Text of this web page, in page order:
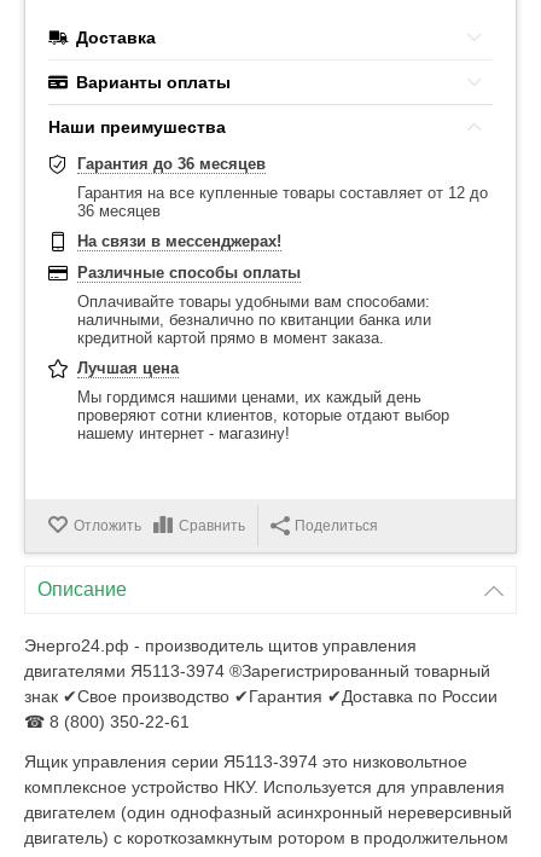
Доставка
Варианты оплаты
Наши преимушества
Гарантия до 36 месяцев
Гарантия на все купленные товары составляет от 12 до
36 месяцев
На связи в мессенджерах!
Различные способы оплаты
Оплачивайте товары удобными вам способами:
наличными, безналично по квитанции банка или
кредитной картой прямо в момент заказа.
Лучшая цена
Мы гордимся нашими ценами, их каждый день
проверяют сотни клиентов, которые отдают выбор
нашему интернет - магазину!
Отложить Сравнить Поделиться
Описание
Энерго24.рф - производитель щитов управления
двигателями Я5113-3974 ®Зарегистрированный товарный
знак ✔Свое производство ✔Гарантия ✔Доставка по России
☎ 8 (800) 350-22-61
Ящик управления серии Я5113-3974 это низковольтное
комплексное устройство НКУ. Используется для управления
двигателем (один однофазный асинхронный нереверсивный
двигатель) с короткозамкнутым ротором в продолжительном